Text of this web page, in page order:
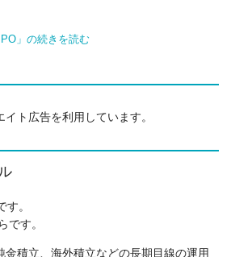
」の続きを読む
ト広告を利用しています。
。
です。
金積立、海外積立などの長期目線の運用